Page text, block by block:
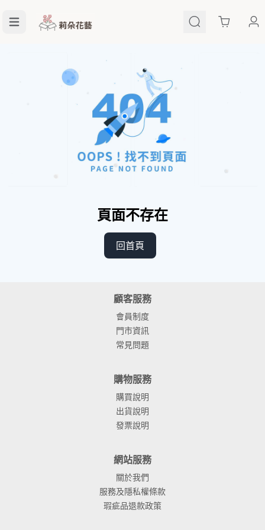
Cart
頁面不存在
回首頁
顧客服務
會員制度
門市資訊
常見問題
購物服務
購買說明
出貨說明
發票說明
網站服務
關於我們
服務及隱私權條款
瑕疵品退款政策